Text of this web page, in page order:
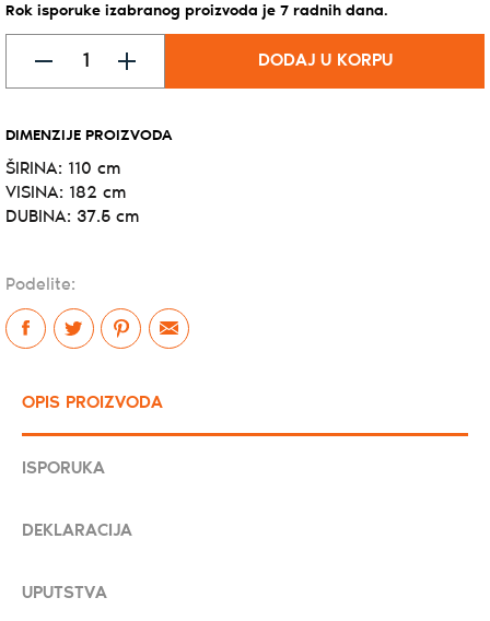
Rok isporuke izabranog proizvoda je 7 radnih dana.
DODAJ U KORPU
DIMENZIJE PROIZVODA
ŠIRINA: 110 cm
VISINA: 182 cm
DUBINA: 37.5 cm
Podelite:
OPIS PROIZVODA
ISPORUKA
DEKLARACIJA
UPUTSTVA